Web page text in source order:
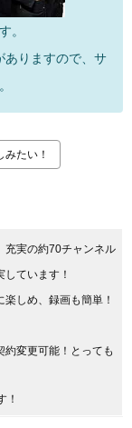
。
ありますので、サ
たい！
充実の約70チャンネル
しています ！
しめ、録画も簡単！
約変更可能！とっても
！